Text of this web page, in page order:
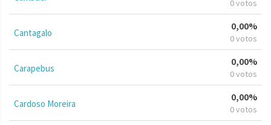
0 votos
Cantagalo
0,00%
0 votos
Carapebus
0,00%
0 votos
Cardoso Moreira
0,00%
0 votos